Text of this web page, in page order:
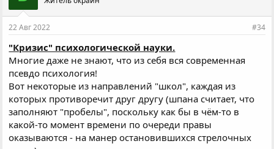
22 Авг 2022 #34
"Кризис" психологической науки.
Многие даже не знают, что из себя вся современная
псевдо психология!
Вот некоторые из направлений "школ", каждая из
которых противоречит друг другу (шпана считает, что
заполняют "пробелы", поскольку как бы в чём-то в
какой-то момент времени по очереди правы
оказываются - на манер остановившихся стрелочных